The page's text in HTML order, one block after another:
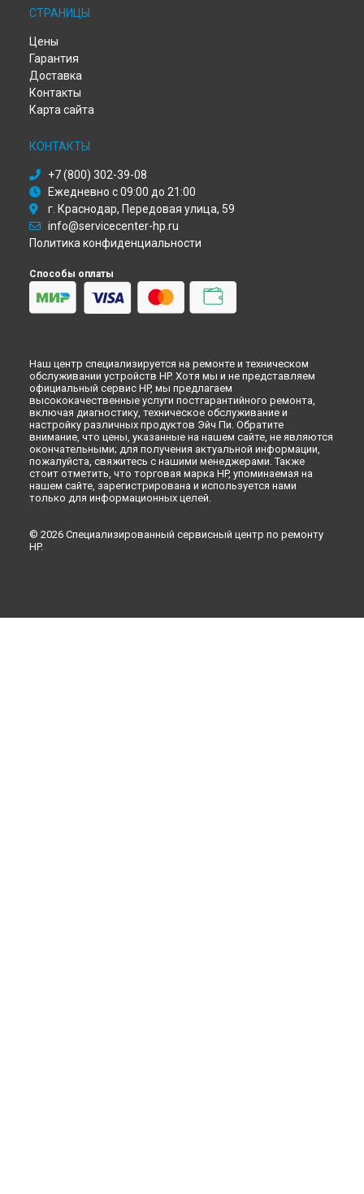
Ремонт ноутбука EliteBook 850 G8 HP в
Ремонт ноутбука EliteBook 850 G8 HP в
Ремонт ноутбука EliteBook 850 G8 HP в
Ремонт ноутбука EliteBook 850 G8 HP в
СТРАНИЦЫ
Цены
Гарантия
Доставка
Контакты
Карта сайта
КОНТАКТЫ
+7 (800) 302-39-08
Ежедневно с 09:00 до 21:00
г. Краснодар, Передовая улица, 59
info@servicecenter-hp.ru
Политика конфиденциальности
Способы оплаты
Наш центр специализируется на ремонте и техническом
обслуживании устройств HP. Хотя мы и не представляем
официальный сервис HP, мы предлагаем
высококачественные услуги постгарантийного ремонта,
включая диагностику, техническое обслуживание и
настройку различных продуктов Эйч Пи. Обратите
внимание, что цены, указанные на нашем сайте, не являются
окончательными; для получения актуальной информации,
пожалуйста, свяжитесь с нашими менеджерами. Также
стоит отметить, что торговая марка HP, упоминаемая на
нашем сайте, зарегистрирована и используется нами
только для информационных целей.
© 2026 Специализированный сервисный центр по ремонту
HP.